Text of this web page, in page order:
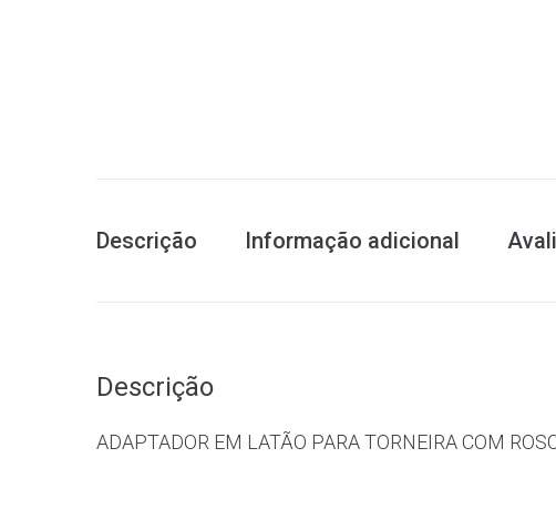
Descrição Informação adicional
Descrição
ADAPTADOR EM LATÃO PARA TORNEIRA COM